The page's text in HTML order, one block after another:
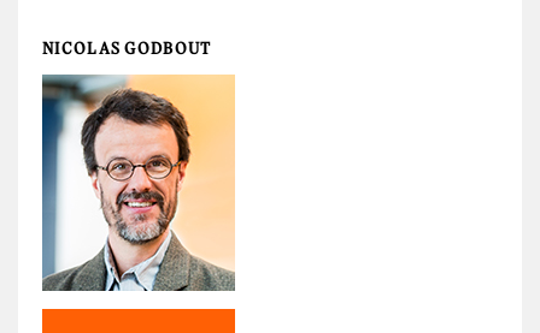
NICOLAS GODBOUT